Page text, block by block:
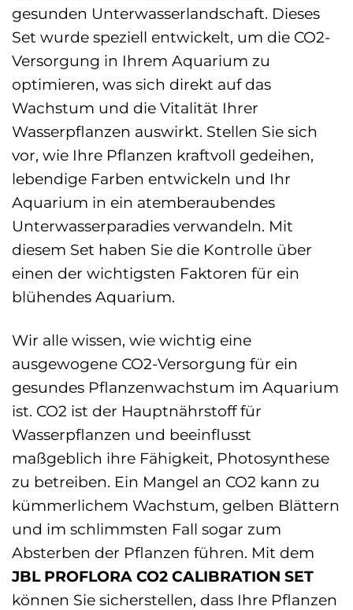
gesunden Unterwasserlandschaft. Dieses
Set wurde speziell entwickelt, um die CO2-
Versorgung in Ihrem Aquarium zu
optimieren, was sich direkt auf das
Wachstum und die Vitalität Ihrer
Wasserpflanzen auswirkt. Stellen Sie sich
vor, wie Ihre Pflanzen kraftvoll gedeihen,
lebendige Farben entwickeln und Ihr
Aquarium in ein atemberaubendes
Unterwasserparadies verwandeln. Mit
diesem Set haben Sie die Kontrolle über
einen der wichtigsten Faktoren für ein
blühendes Aquarium.
Wir alle wissen, wie wichtig eine
ausgewogene CO2-Versorgung für ein
gesundes Pflanzenwachstum im Aquarium
ist. CO2 ist der Hauptnährstoff für
Wasserpflanzen und beeinflusst
maßgeblich ihre Fähigkeit, Photosynthese
zu betreiben. Ein Mangel an CO2 kann zu
kümmerlichem Wachstum, gelben Blättern
und im schlimmsten Fall sogar zum
Absterben der Pflanzen führen. Mit dem
JBL PROFLORA CO2 CALIBRATION SET
können Sie sicherstellen, dass Ihre Pflanzen